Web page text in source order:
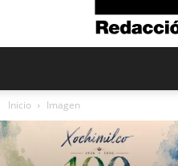
Inicio Imagen